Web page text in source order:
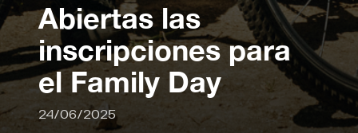
Abiertas las
inscripciones para
el Family Day
24/06/2025